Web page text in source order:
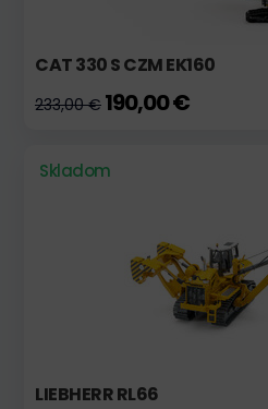
CAT 330 S CZM EK160
233,00 € 190,00 €
Skladom
LIEBHERR RL66